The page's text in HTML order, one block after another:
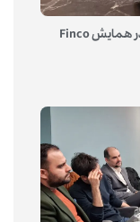
حرکت اول، برترین سرمایه‌گذار خطرپذیر کشور در همایش Finco